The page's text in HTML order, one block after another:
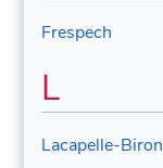
Frespech
L
Lacapelle-Biron